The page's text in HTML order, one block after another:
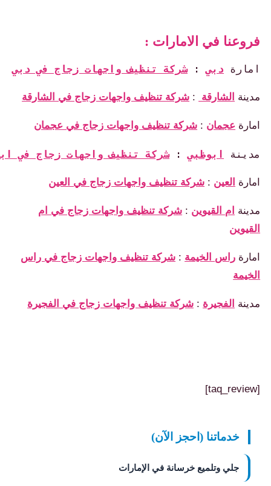
في الامارات :
دبي : شركة تنظيف واجهات زجاج في دبي
الشارقة : شركة تنظيف واجهات زجاج في الشارقة
عجمان :شركة تنظيف واجهات زجاج في عجمان
ابوظبي : شركة تنظيف واجهات زجاج في ابوظبي
العين :شركة تنظيف واجهات زجاج في العين
ام القيوين:شركة تنظيف واجهات زجاج في ام
راس الخيمة:شركة تنظيف واجهات زجاج في راس
الفجيرة :شركة تنظيف واجهات زجاج في الفجيرة
خدماتنا (احجز الآن)
جلي وتلميع خرسانة في الإمارات